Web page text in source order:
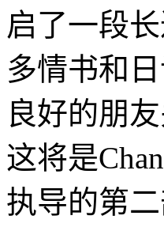
启了一段
多情书和
良好的朋
这将是
执导的第